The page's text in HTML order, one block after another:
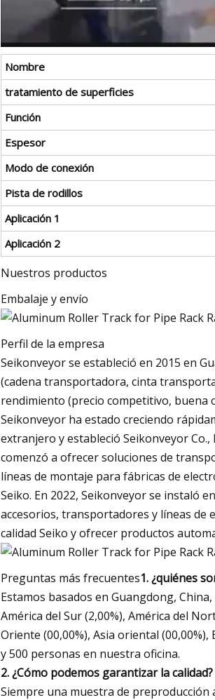
Nombre
tratamiento de superficies
Función
Espesor
Modo de conexión
Pista de rodillos
Aplicación 1
Aplicación 2
Nuestros productos
Embalaje y envío
Perfil de la empresa
Seikonveyor se estableció en 2015 en
(cadena transportadora, cinta
rendimiento (precio competitivo, buena
Seikonveyor ha estado creciendo
extranjero y estableció Seikonveyor
comenzó a ofrecer soluciones de
líneas de montaje para fábricas de
Seiko. En 2022, Seikonveyor se instaló
accesorios, transportadores y líneas
calidad Seiko y ofrecer productos
Preguntas más frecuentes1. ¿quiénes
Estamos basados ​​en Guangdong,
América del Sur (2,00%), América del
Oriente (00,00%), Asia oriental
y 500 personas en nuestra oficina.
2. ¿Cómo podemos garantizar la calidad?
Siempre una muestra de preproducción